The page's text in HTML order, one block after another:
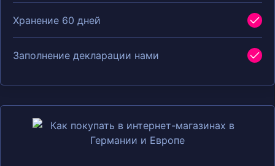
Хранение 60 дней
Заполнение декларации нами